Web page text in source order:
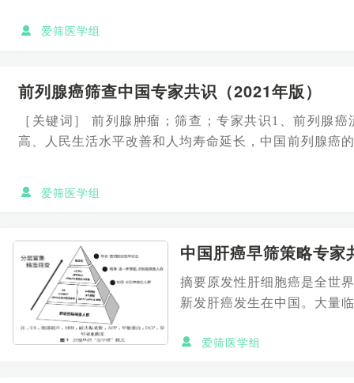
爱筛医学组
前列腺癌筛查中国专家共识（2021年版）
［关键词］ 前列腺肿瘤；筛查；专家共识1、前列腺
高、人民生活水平改善和人均寿命延长，中国前列腺癌
爱筛医学组
中国肝癌早筛策略专家
摘要原发性肝细胞癌是全世
新发肝癌发生在中国。大量
爱筛医学组